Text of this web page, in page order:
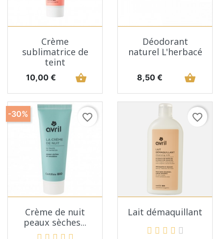
Crème
sublimatrice de
teint
Prix
10,00 € shopping_basket
Déodorant
naturel L'herbacé
Prix
8,50 € shopping_basket
favorite_border
Crème de nuit
peaux sèches...
-30% favorite_border
Lait démaquillant